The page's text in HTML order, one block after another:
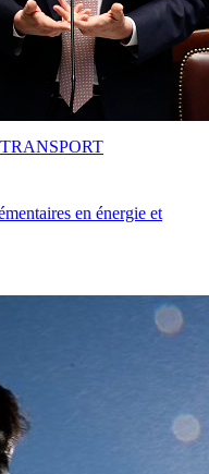
en énergie et